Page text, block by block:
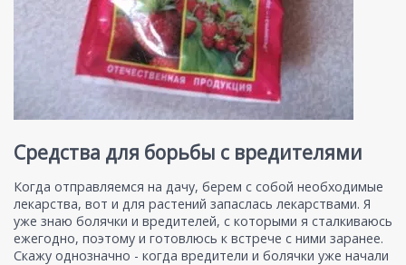
Средства для борьбы с вредителями
Когда отправляемся на дачу, берем с собой необходимые
лекарства, вот и для растений запаслась лекарствами. Я
уже знаю болячки и вредителей, с которыми я сталкиваюсь
ежегодно, поэтому и готовлюсь к встрече с ними заранее.
Скажу однозначно - когда вредители и болячки уже начали